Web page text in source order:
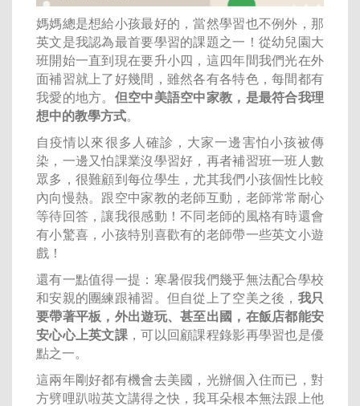
媽媽總是想給小孩最好的，當然學習也不例外，那
英文是我認為最首要學習的課題之一！從幼兒園大
班開始一直到現在要升小四，這四年間我們光在外
面補習就上了好幾間，雖然各有各特色，每間都有
我愛的地方。 但空中美語空中家教，是最符合我理
想中的教學方式。
自疫情以來很多人確診，大家一邊害怕小孩被傳
染，一邊又怕課業沒學習好，再者補習班一班人數
眾多，很難顧到每位學生，尤其我們小孩個性比較
內向慢熱。跟空中家教的老師互動，老師常常耐心
等待回答，讓我很感動！不同老師的風格有時還會
有小驚喜，小孩特別喜歡有的老師帶一些英文小遊
戲！
還有一點值得一提：寒暑假我們幾乎無法配合學校
和安親的團練跟補習。但自從上了空美之後， 我只
要帶著平板，外出遊玩、甚至出國，在飯店都能安
安心心上英文課 ，可以回顧課程錄影再學習也是優
點之一。
這兩年剛好都有機會去美國，光辦個入住而已，對
方劈哩趴啦英文講得之快，我耳朵根本無法跟上他